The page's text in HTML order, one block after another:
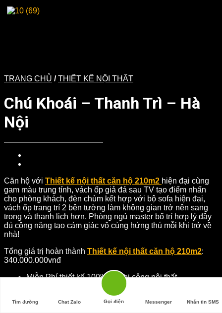
TRANG CHỦ / THIẾT KẾ NỘI THẤT
Chú Khoái – Thanh Trì – Hà
Nội
Căn hộ với Thiết kế nội thất căn hộ 210m2 hiện đại cùng
gam màu trung tính, vách ốp giả đá sau TV tạo điểm nhấn
cho phòng khách, đèn chùm kết hợp với bộ sofa hiện đại,
vách ốp trang trí 2 bên tường làm không gian trở nên sang
trọng và thanh lịch hơn. Phòng ngủ master bố trí hợp lý đầy
đủ công năng tạo cảm giác vô cùng hứng thú mỗi khi trở về
nhà!
Tổng giá trị hoàn thành Thiết kế nội thất căn hộ 210m2:
340.000.000vnđ
Miễn Phí thiết kế 100% khi thi công nội thất
Bảo hành 02 Năm, Bảo trì lên đến 03 năm
Liên hệ tư vấn: 024.37832345 / 0902.122.133
Tìm đường Chat Zalo Gọi điện Messenger Nhắn tin SMS